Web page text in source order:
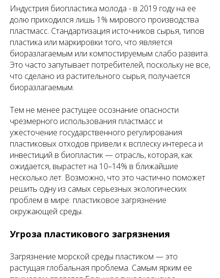
Индустрия биопластика молода - в 2019 году на ее
долю приходился лишь 1% мирового производства
пластмасс. Стандартизация источников сырья, типов
пластика или маркировки того, что является
биоразлагаемым или компостируемым слабо развита.
Это часто запутывает потребителей, поскольку не все,
что сделано из растительного сырья, получается
биоразлагаемым.
Тем не менее растущее осознание опасности
чрезмерного использования пластмасс и
ужесточение государственного регулирования
пластиковых отходов привели к всплеску интереса и
инвестиций в биопластик — отрасль, которая, как
ожидается, вырастет на 10–14% в ближайшие
несколько лет. Возможно, что это частично поможет
решить одну из самых серьезных экологических
проблем в мире: пластиковое загрязнение
окружающей среды.
Угроза пластикового загрязнения
Загрязнение морской среды пластиком — это
растущая глобальная проблема. Самым ярким ее